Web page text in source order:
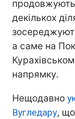
продовжують
декількох
а саме на
напрямку.
Нещодавно
Вугледару,